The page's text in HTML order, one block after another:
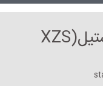
پمپ سانتریفیوژ زمینی استیل(XZS